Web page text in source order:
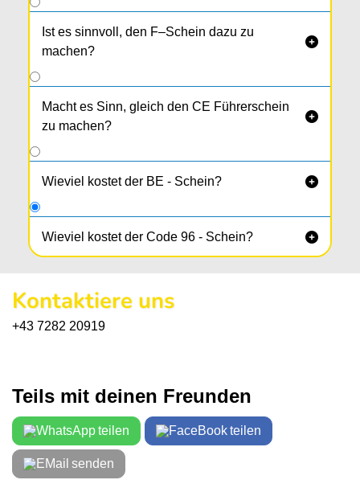
Ist es sinnvoll, den F–Schein dazu zu
machen?

Macht es Sinn, gleich den CE Führerschein
zu machen?

Wieviel kostet der BE - Schein? 
Wieviel kostet der Code 96 - Schein? 
Theoriekurs + 4 gesetzlichen Fahrstunden
bekommst du umnur 595,-
Lernunterlagen + behördliche Kosten sind nicht
Kontaktiere uns
+43 7282 20919
Teils mit deinen Freunden
teilen teilen
senden